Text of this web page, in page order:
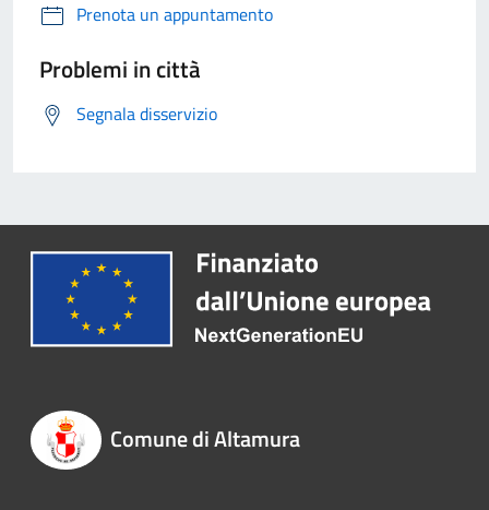
Prenota un appuntamento
Problemi in città
Segnala disservizio
Comune di Altamura